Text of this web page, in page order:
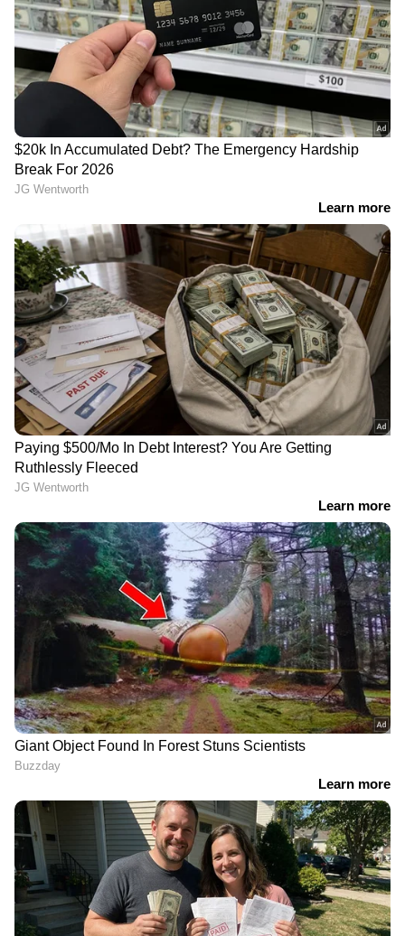
പത്തുപേരുമായി ചുരുങ്ങിയിട്ടും തകര്‍പ്പന്‍
കാഴ്ചവെച്ച അമേരിക്കന്‍ സംഘത്തിന്റെ
ആത്മവിശ്വാസം വാനോളമാണ്.
ബെല്‍ജിയത്തിനെതിരായ വരാനിരിക്കുന്ന
പ്രീക്വാര്‍ട്ടര്‍ മത്സരം ഫുട്‌ബോള്‍ ആരാധകര്‍
വലിയ ആവേശത്തോടെയാണ്
കാത്തിരിക്കുന്നത്.
പെലെയുടെ റെക്കോര്‍ഡ്
തകര്‍ത്ത് ഹാരി കെയ്ന്‍;
ലോകകപ്പില്‍ മാത്രം
ഇംഗ്ലണ്ട് ക്യാപ്റ്റന് 13 ഗോള്‍
'മത്സരത്തിനില്ല, അദ്ദേഹം
ഇനിയും ഗോളുകള്‍
നേടും'; മെസിയുമായുള്ള
താരതമ്യത്തെ കുറിച്ച്
LATEST VIDEOS
തുടരുന്നു, അസമിൽ മരണം 97;
ബ്രഹ്മപുത്രയും പോഷക നദികളും
കരകവിഞ്ഞൊഴുകി
'മുട്ടിന് താഴെ വെടിവെച്ചാലും
മുട്ടുകുത്തില്ല'; പൊലീസ് തെരച്ചിൽ
തുടരുന്നതിനിടെ വീണ്ടും അർജുൻ
ആയങ്കി